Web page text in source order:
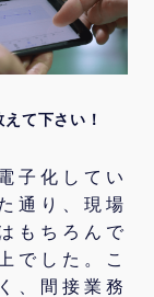
て下さい！
子化してい
通り、現場
もちろんで
でした。こ
、間接業務